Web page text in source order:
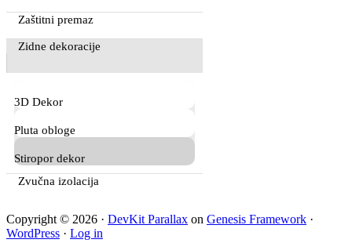
Zaštitni premaz
Zidne dekoracije
3D Dekor
Pluta obloge
Stiropor dekor
Zvučna izolacija
Copyright © 2026 · DevKit Parallax on Genesis Framework ·
WordPress · Log in